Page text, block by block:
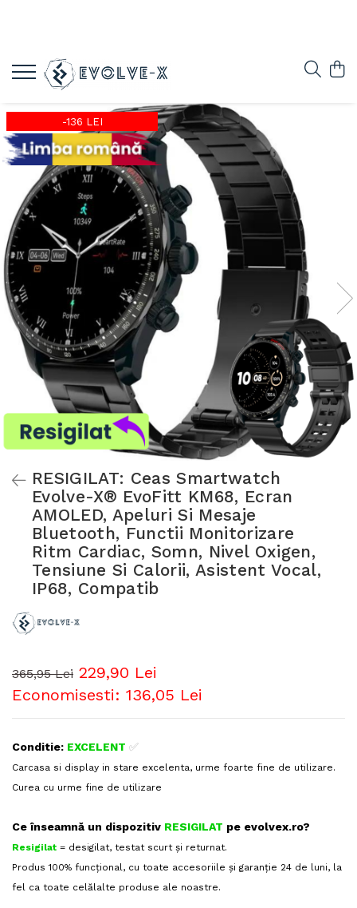
-136 LEI
RESIGILAT: Ceas Smartwatch
Evolve-X® EvoFitt KM68, Ecran
AMOLED, Apeluri Si Mesaje
Bluetooth, Functii Monitorizare
Ritm Cardiac, Somn, Nivel Oxigen,
Tensiune Si Calorii, Asistent Vocal,
IP68, Compatib
365,95 Lei 229,90 Lei
Economisesti: 136,05 Lei
Conditie: EXCELENT ✅
Carcasa si display in stare excelenta, urme foarte fine de utilizare.
Curea cu urme fine de utilizare
Ce înseamnă un dispozitiv RESIGILAT pe evolvex.ro?
Resigilat = desigilat, testat scurt și returnat.
Produs 100% funcțional, cu toate accesoriile și garanție 24 de luni, la
fel ca toate celălalte produse ale noastre.